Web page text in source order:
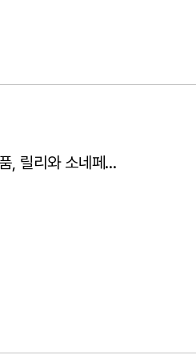
한미약품, 릴리와 소네페글루타이드(LAPSGLP-2 analog) 라이선스 계약 체결